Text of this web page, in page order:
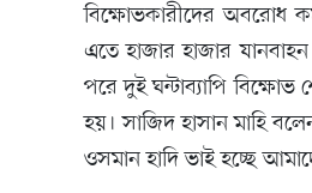
বিক্ষোভকারীদের অবরোধ
এতে হাজার হাজার
পরে দুই ঘন্টাব্যাপি বিক্ষোভ
হয়। সাজিদ হাসান মাহি
ওসমান হাদি ভাই হচ্ছে